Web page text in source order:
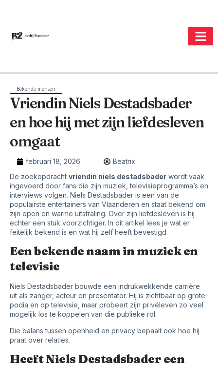
Bekende mensen
Vriendin Niels Destadsbader
en hoe hij met zijn liefdesleven
omgaat
februari 18, 2026
Beatrix
De zoekopdracht vriendin niels destadsbader wordt vaak
ingevoerd door fans die zijn muziek, televisieprogramma’s en
interviews volgen. Niels Destadsbader is een van de
populairste entertainers van Vlaanderen en staat bekend om
zijn open en warme uitstraling. Over zijn liefdesleven is hij
echter een stuk voorzichtiger. In dit artikel lees je wat er
feitelijk bekend is en wat hij zelf heeft bevestigd.
Een bekende naam in muziek en
televisie
Niels Destadsbader bouwde een indrukwekkende carrière
uit als zanger, acteur en presentator. Hij is zichtbaar op grote
podia en op televisie, maar probeert zijn privéleven zo veel
mogelijk los te koppelen van die publieke rol.
Die balans tussen openheid en privacy bepaalt ook hoe hij
praat over relaties.
Heeft Niels Destadsbader een